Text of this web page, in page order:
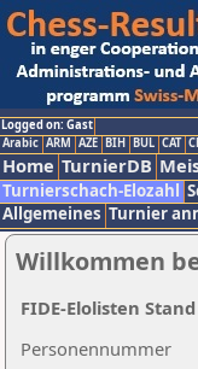
Logged on: Gast
Arabic ARM AZE BIH BUL CAT
Home TurnierDB
Turnierschach-Elozahl
Allgemeines Turnier
Willkommen
Personennummer
FIDE-Elolisten Stand